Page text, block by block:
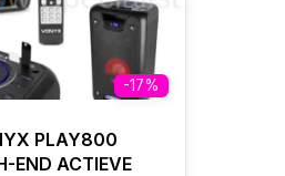
-17%
PLAY800
END ACTIEVE